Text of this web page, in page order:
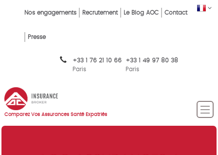
content
FR
Top
Menu
FR
Nos engagements Recrutement Le Blog AOC Contact
Presse
+33 1 76 21 10 66
Paris
+33 1 49 97 80 38
Paris
Comparez Vos Assurances Santé Expatriés